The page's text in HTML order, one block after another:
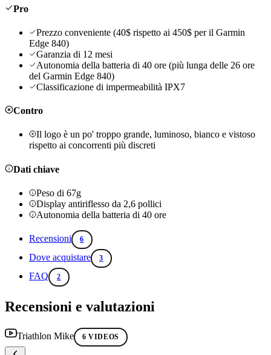
Pro
Prezzo conveniente (40$ rispetto ai 450$ per il Garmin
Edge 840)
Garanzia di 12 mesi
Autonomia della batteria di 40 ore (più lunga delle 26 ore
del Garmin Edge 840)
Classificazione di impermeabilità IPX7
Contro
Il logo è un po' troppo grande, luminoso, bianco e vistoso
rispetto ai concorrenti più discreti
Dati chiave
Peso di 67g
Display antiriflesso da 2,6 pollici
Autonomia della batteria di 40 ore
Recensioni 6
Dove acquistare 3
FAQ 2
Recensioni e valutazioni
Triathlon Mike 6 VIDEOS